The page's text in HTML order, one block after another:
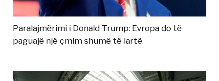
Paralajmërimi i Donald Trump: Evropa do të
paguajë një çmim shumë të lartë